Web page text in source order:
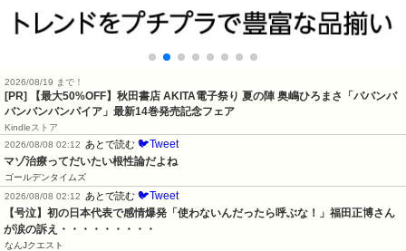
2026/08/19 まで！
[PR] 【最大50%OFF】秋田書店 AKITA電子祭り 夏の陣 奥嶋ひろまさ「ババンバ
バンバンバンパイア」最新14巻発売記念フェア
Kindleストア
2026/08/08 02:12
あとで読む 🐦Tweet
マゾ治療ってだいたい根性論だよね
ゴールデンタイムズ
2026/08/08 02:12
あとで読む 🐦Tweet
【号泣】初の日本代表で感情爆発「使わないんだったら呼ぶな！」福田正博さん
が涙の訴え・・・・・・・・・
なんJクエスト